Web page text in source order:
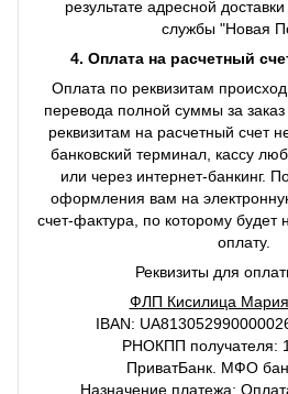
результате адресной
службы "Новая
4. Оплата на расчетный
Оплата по реквизитам
перевода полной суммы за
реквизитам на расчетный счет
банковский терминал, кассу
или через интернет-банкинг.
оформления вам на
счет-фактура, по которому будет
оплату.
Реквизиты для
ФЛП Кисилица
IBAN:
РНОКПП получателя:
ПриватБанк. МФО
Назначение платежа: